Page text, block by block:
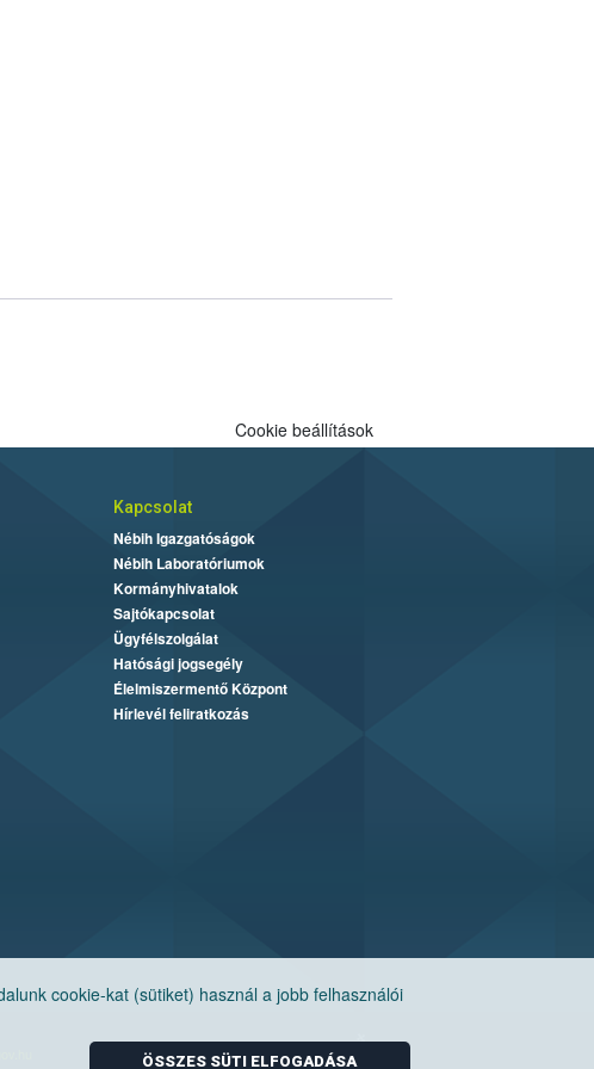
cookie-kat (sütiket) használ a jobb felhasználói
ÖSSZES SÜTI ELFOGADÁSA
Cookie beállítások
Kapcsolat
Nébih Igazgatóságok
Nébih Laboratóriumok
Kormányhivatalok
Sajtókapcsolat
Ügyfélszolgálat
Hatósági jogsegély
Élelmiszermentő Központ
Hírlevél feliratkozás